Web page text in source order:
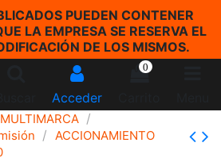
PUEDEN CONTENER
LA EMPRESA SE RESERVA EL
DE LOS MISMOS.
Acceder
0
ACCIONAMIENTO